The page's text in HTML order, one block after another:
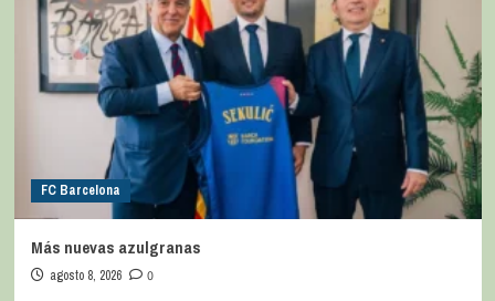
FC Barcelona
Más nuevas azulgranas
agosto 8, 2026 0